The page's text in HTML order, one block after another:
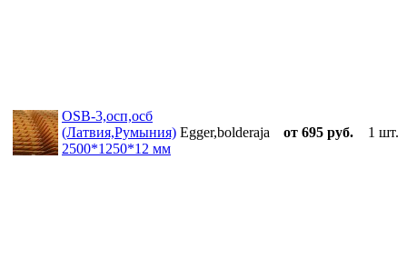
OSB-3,осп,осб
(Латвия,Румыния)
2500*1250*12 мм
Egger,bolderaja от 695 руб. 1 шт.